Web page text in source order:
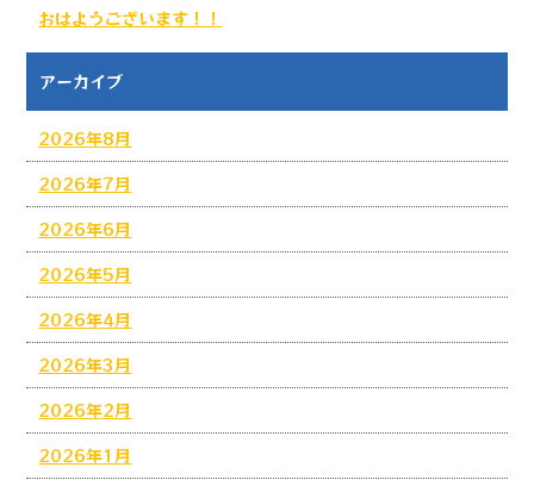
おはようございます！！
アーカイブ
2026年8月
2026年7月
2026年6月
2026年5月
2026年4月
2026年3月
2026年2月
2026年1月